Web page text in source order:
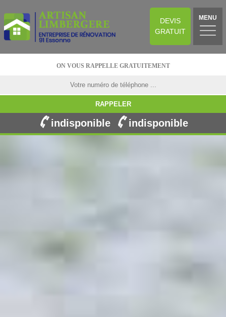
DEVIS
GRATUIT
MENU
ON VOUS RAPPELLE GRATUITEMENT
indisponible indisponible